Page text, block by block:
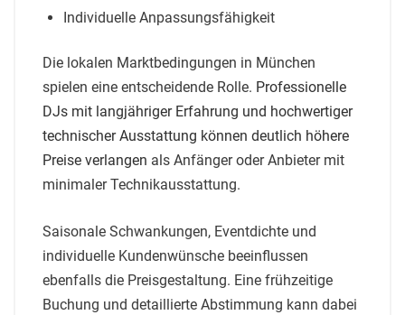
Individuelle Anpassungsfähigkeit
Die lokalen Marktbedingungen in München
spielen eine entscheidende Rolle. Professionelle
DJs mit langjähriger Erfahrung und hochwertiger
technischer Ausstattung können deutlich höhere
Preise verlangen als Anfänger oder Anbieter mit
minimaler Technikausstattung.
Saisonale Schwankungen, Eventdichte und
individuelle Kundenwünsche beeinflussen
ebenfalls die Preisgestaltung. Eine frühzeitige
Buchung und detaillierte Abstimmung kann dabei